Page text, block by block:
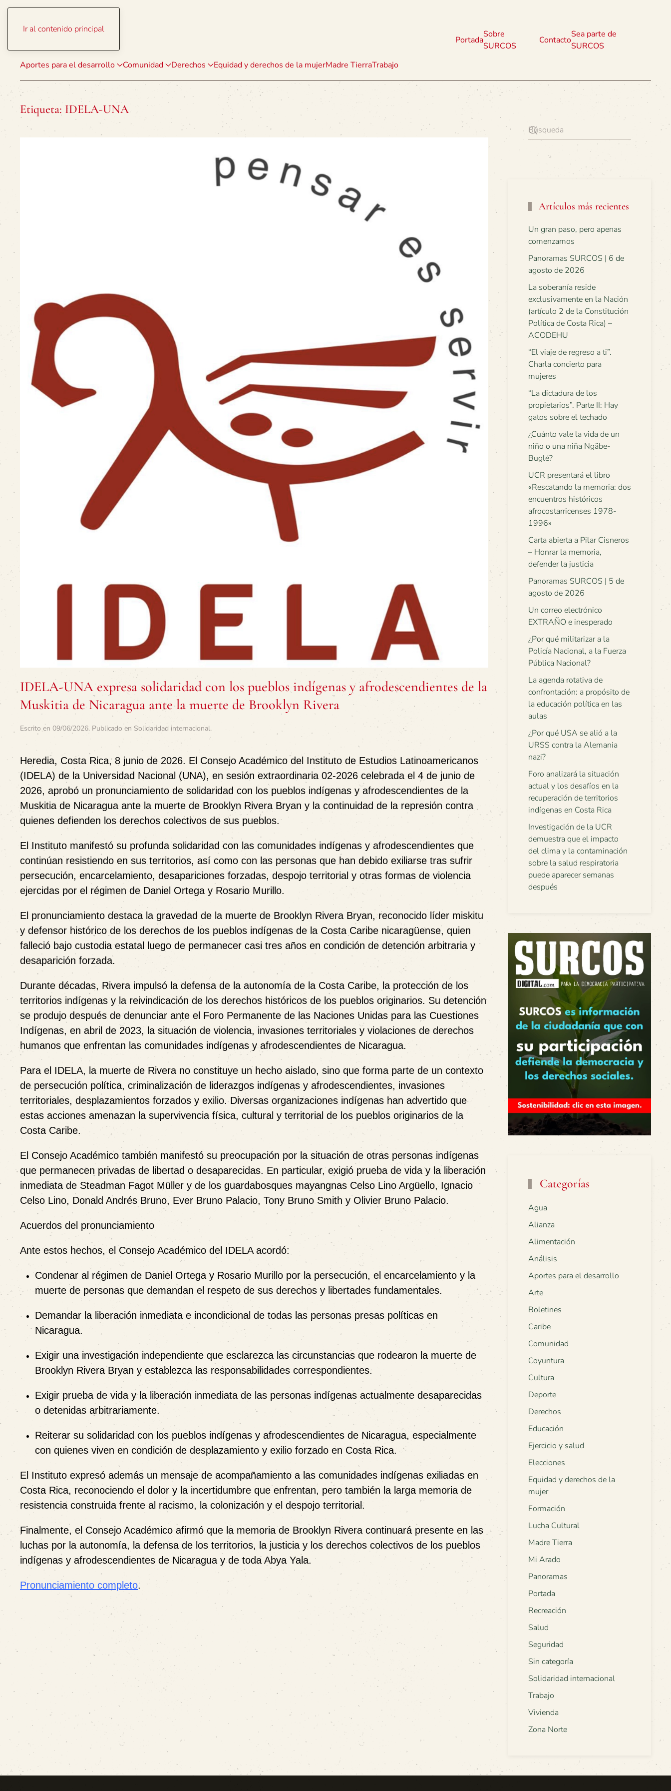
Ir al contenido principal
Aportes para el desarrollo Comunidad Derechos Equidad y derechos de la mujerMadre TierraTrabajo
Portada
Sobre
SURCOS
Contacto
Sea parte de
SURCOS
Etiqueta: IDELA-UNA
IDELA-UNA expresa solidaridad con los pueblos indígenas y afrodescendientes de la
Muskitia de Nicaragua ante la muerte de Brooklyn Rivera
Escrito en 09/06/2026. Publicado en Solidaridad internacional.
Heredia, Costa Rica, 8 junio de 2026. El Consejo Académico del Instituto de Estudios Latinoamericanos
(IDELA) de la Universidad Nacional (UNA), en sesión extraordinaria 02-2026 celebrada el 4 de junio de
2026, aprobó un pronunciamiento de solidaridad con los pueblos indígenas y afrodescendientes de la
Muskitia de Nicaragua ante la muerte de Brooklyn Rivera Bryan y la continuidad de la represión contra
quienes defienden los derechos colectivos de sus pueblos.
El Instituto manifestó su profunda solidaridad con las comunidades indígenas y afrodescendientes que
continúan resistiendo en sus territorios, así como con las personas que han debido exiliarse tras sufrir
persecución, encarcelamiento, desapariciones forzadas, despojo territorial y otras formas de violencia
ejercidas por el régimen de Daniel Ortega y Rosario Murillo.
El pronunciamiento destaca la gravedad de la muerte de Brooklyn Rivera Bryan, reconocido líder miskitu
y defensor histórico de los derechos de los pueblos indígenas de la Costa Caribe nicaragüense, quien
falleció bajo custodia estatal luego de permanecer casi tres años en condición de detención arbitraria y
desaparición forzada.
Durante décadas, Rivera impulsó la defensa de la autonomía de la Costa Caribe, la protección de los
territorios indígenas y la reivindicación de los derechos históricos de los pueblos originarios. Su detención
se produjo después de denunciar ante el Foro Permanente de las Naciones Unidas para las Cuestiones
Indígenas, en abril de 2023, la situación de violencia, invasiones territoriales y violaciones de derechos
humanos que enfrentan las comunidades indígenas y afrodescendientes de Nicaragua.
Para el IDELA, la muerte de Rivera no constituye un hecho aislado, sino que forma parte de un contexto
de persecución política, criminalización de liderazgos indígenas y afrodescendientes, invasiones
territoriales, desplazamientos forzados y exilio. Diversas organizaciones indígenas han advertido que
estas acciones amenazan la supervivencia física, cultural y territorial de los pueblos originarios de la
Costa Caribe.
El Consejo Académico también manifestó su preocupación por la situación de otras personas indígenas
que permanecen privadas de libertad o desaparecidas. En particular, exigió prueba de vida y la liberación
inmediata de Steadman Fagot Müller y de los guardabosques mayangnas Celso Lino Argüello, Ignacio
Celso Lino, Donald Andrés Bruno, Ever Bruno Palacio, Tony Bruno Smith y Olivier Bruno Palacio.
Acuerdos del pronunciamiento
Ante estos hechos, el Consejo Académico del IDELA acordó:
Condenar al régimen de Daniel Ortega y Rosario Murillo por la persecución, el encarcelamiento y la
muerte de personas que demandan el respeto de sus derechos y libertades fundamentales.
Demandar la liberación inmediata e incondicional de todas las personas presas políticas en
Nicaragua.
Exigir una investigación independiente que esclarezca las circunstancias que rodearon la muerte de
Brooklyn Rivera Bryan y establezca las responsabilidades correspondientes.
Exigir prueba de vida y la liberación inmediata de las personas indígenas actualmente desaparecidas
o detenidas arbitrariamente.
Reiterar su solidaridad con los pueblos indígenas y afrodescendientes de Nicaragua, especialmente
con quienes viven en condición de desplazamiento y exilio forzado en Costa Rica.
El Instituto expresó además un mensaje de acompañamiento a las comunidades indígenas exiliadas en
Costa Rica, reconociendo el dolor y la incertidumbre que enfrentan, pero también la larga memoria de
resistencia construida frente al racismo, la colonización y el despojo territorial.
Finalmente, el Consejo Académico afirmó que la memoria de Brooklyn Rivera continuará presente en las
luchas por la autonomía, la defensa de los territorios, la justicia y los derechos colectivos de los pueblos
indígenas y afrodescendientes de Nicaragua y de toda Abya Yala.
Pronunciamiento completo.
Artículos más recientes
Un gran paso, pero apenas
comenzamos
Panoramas SURCOS | 6 de
agosto de 2026
La soberanía reside
exclusivamente en la Nación
(artículo 2 de la Constitución
Política de Costa Rica) –
ACODEHU
“El viaje de regreso a ti”.
Charla concierto para
mujeres
“La dictadura de los
propietarios”. Parte II: Hay
gatos sobre el techado
¿Cuánto vale la vida de un
niño o una niña Ngäbe-
Buglé?
UCR presentará el libro
«Rescatando la memoria: dos
encuentros históricos
afrocostarricenses 1978-
1996»
Carta abierta a Pilar Cisneros
– Honrar la memoria,
defender la justicia
Panoramas SURCOS | 5 de
agosto de 2026
Un correo electrónico
EXTRAÑO e inesperado
¿Por qué militarizar a la
Policía Nacional, a la Fuerza
Pública Nacional?
La agenda rotativa de
confrontación: a propósito de
la educación política en las
aulas
¿Por qué USA se alió a la
URSS contra la Alemania
nazi?
Foro analizará la situación
actual y los desafíos en la
recuperación de territorios
indígenas en Costa Rica
Investigación de la UCR
demuestra que el impacto
del clima y la contaminación
sobre la salud respiratoria
puede aparecer semanas
después
Categorías
Agua
Alianza
Alimentación
Análisis
Aportes para el desarrollo
Arte
Boletines
Caribe
Comunidad
Coyuntura
Cultura
Deporte
Derechos
Educación
Ejercicio y salud
Elecciones
Equidad y derechos de la
mujer
Formación
Lucha Cultural
Madre Tierra
Mi Arado
Panoramas
Portada
Recreación
Salud
Seguridad
Sin categoría
Solidaridad internacional
Trabajo
Vivienda
Zona Norte